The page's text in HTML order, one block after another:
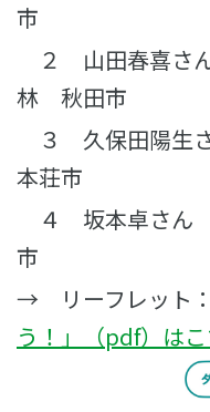
市
２ 山田春喜さ
林 秋田市
３ 久保田陽生
本荘市
４ 坂本卓さん
市
→ リーフレット：
う！」（pdf）は